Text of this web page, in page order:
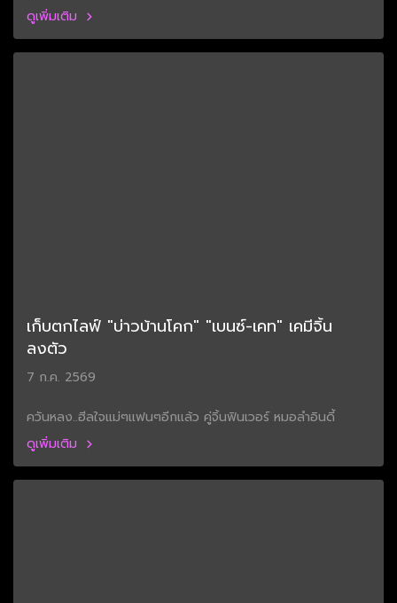
ดูเพิ่มเติม
เก็บตกไลฟ์ "บ่าวบ้านโคก" "เบนซ์-เคท" เคมีจิ้น
ลงตัว
7 ก.ค. 2569
ควันหลง..ฮีลใจแม่ๆแฟนๆอีกแล้ว คู่จิ้นฟินเวอร์ หมอลำอินดี้
ดูเพิ่มเติม